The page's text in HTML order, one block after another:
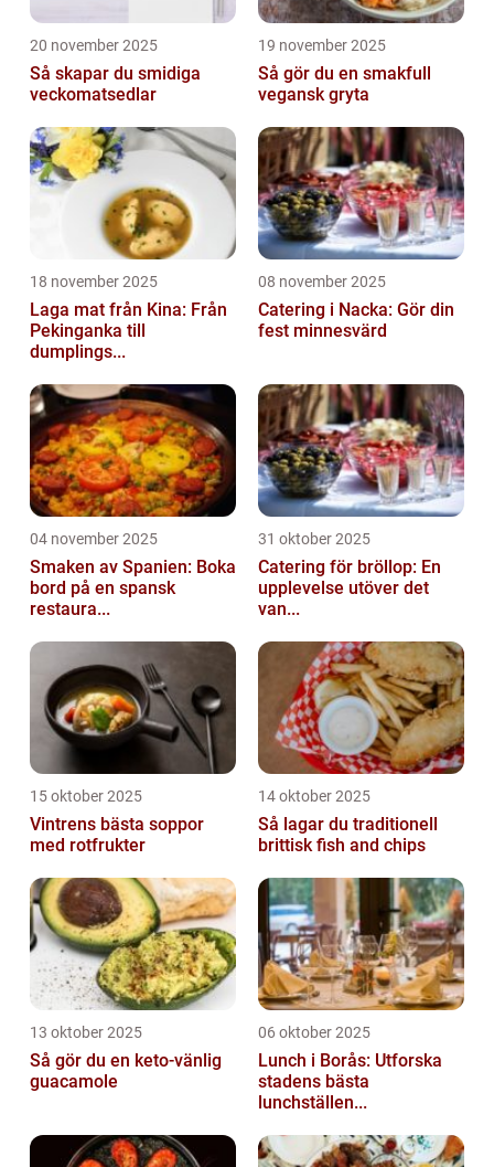
20 november 2025
Så skapar du smidiga
veckomatsedlar
19 november 2025
Så gör du en smakfull
vegansk gryta
18 november 2025
Laga mat från Kina: Från
Pekinganka till
dumplings...
08 november 2025
Catering i Nacka: Gör din
fest minnesvärd
04 november 2025
Smaken av Spanien: Boka
bord på en spansk
restaura...
31 oktober 2025
Catering för bröllop: En
upplevelse utöver det
van...
15 oktober 2025
Vintrens bästa soppor
med rotfrukter
14 oktober 2025
Så lagar du traditionell
brittisk fish and chips
13 oktober 2025
Så gör du en keto-vänlig
guacamole
06 oktober 2025
Lunch i Borås: Utforska
stadens bästa
lunchställen...